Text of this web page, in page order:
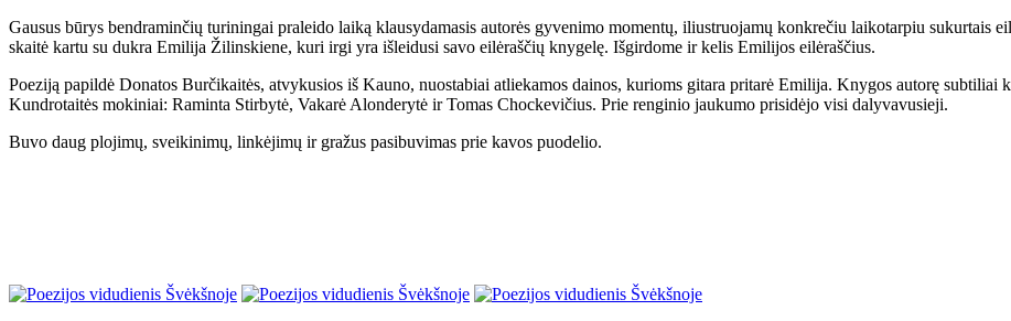
Gausus būrys bendraminčių turiningai praleido laiką klausydamasis autorės gyvenimo momentų, iliustruojamų konkrečiu laikotarpiu sukurtais
skaitė kartu su dukra Emilija Žilinskiene, kuri irgi yra išleidusi savo eilėraščių knygelę. Išgirdome ir kelis Emilijos eilėraščius.
Poeziją papildė Donatos Burčikaitės, atvykusios iš Kauno, nuostabiai atliekamos dainos, kurioms gitara pritarė Emilija. Knygos autorę subtiliai
Kundrotaitės mokiniai: Raminta Stirbytė, Vakarė Alonderytė ir Tomas Chockevičius. Prie renginio jaukumo prisidėjo visi dalyvavusieji.
Buvo daug plojimų, sveikinimų, linkėjimų ir gražus pasibuvimas prie kavos puodelio.